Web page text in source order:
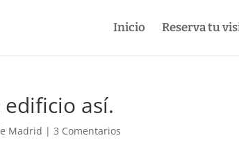
Inicio Reserva tu
así.
Madrid |3 Comentarios